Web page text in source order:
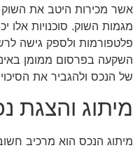
אשר מכירות היטב את השוק
מגמות השוק. סוכנויות אלו
פלטפורמות ולספק גישה
השקעה בפרסום ממומן
של הנכס ולהגביר את
מיתוג והצגת
מיתוג הנכס הוא מרכיב